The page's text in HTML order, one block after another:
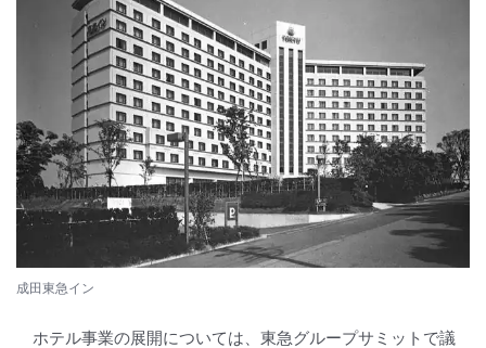
成田東急イン
ホテル事業の展開については、東急グループサミットで議